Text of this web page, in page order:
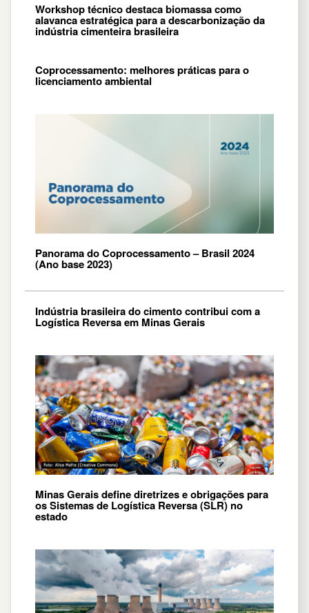
Workshop técnico destaca biomassa como
alavanca estratégica para a descarbonização da
indústria cimenteira brasileira
Coprocessamento: melhores práticas para o
licenciamento ambiental
Panorama do Coprocessamento – Brasil 2024
(Ano base 2023)
Indústria brasileira do cimento contribui com a
Logística Reversa em Minas Gerais
Minas Gerais define diretrizes e obrigações para
os Sistemas de Logística Reversa (SLR) no
estado